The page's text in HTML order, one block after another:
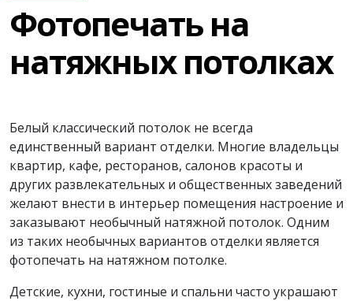
Фотопечать на
натяжных потолках
Белый классический потолок не всегда
единственный вариант отделки. Многие владельцы
квартир, кафе, ресторанов, салонов красоты и
других развлекательных и общественных заведений
желают внести в интерьер помещения настроение и
заказывают необычный натяжной потолок. Одним
из таких необычных вариантов отделки является
фотопечать на натяжном потолке.
Детские, кухни, гостиные и спальни часто украшают